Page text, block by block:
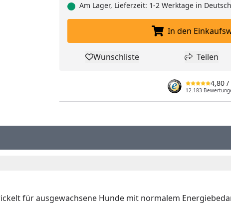
Am Lager, Lieferzeit: 1-2 Werktage in
In den
In den
Produkt zur Wunschliste
Wunschliste Teilen
Teilen
4,80 /
12.183
für ausgewachsene Hunde mit normalem